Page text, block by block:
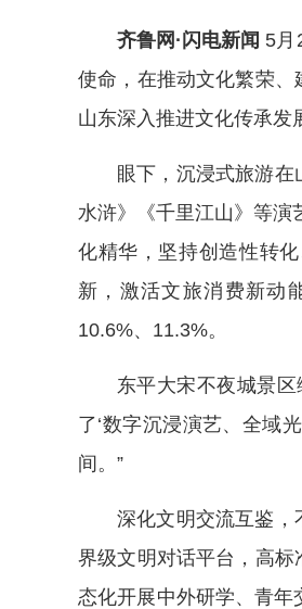
齐鲁网·闪电新闻 5月
使命，在推动文化繁荣、
山东深入推进文化传承发
眼下，沉浸式旅游
水浒》《千里江山》等演
化精华，坚持创造性转
新，激活文旅消费新动
10.6%、11.3%。
东平大宋不夜城景
了‘数字沉浸演艺、全域
间。”
深化文明交流互鉴，
界级文明对话平台，高
态化开展中外研学、青年